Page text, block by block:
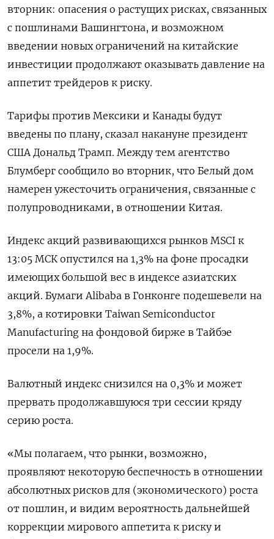
вторник: опасения о растущих рисках, связанных
с пошлинами Вашингтона, и возможном
введении новых ограничений на китайские
инвестиции продолжают оказывать давление на
аппетит трейдеров к риску.
Тарифы против Мексики и Канады будут
введены по плану, сказал накануне президент
США Дональд Трамп. Между тем агентство
Блумберг сообщило во вторник, что Белый дом
намерен ужесточить ограничения, связанные с
полупроводниками, в отношении Китая.
Индекс акций развивающихся рынков MSCI к
13:05 МСК опустился на 1,3% на фоне просадки
имеющих большой вес в индексе азиатских
акций. Бумаги Alibaba в Гонконге подешевели на
3,8%, а котировки Taiwan Semiconductor
Manufacturing на фондовой бирже в Тайбэе
просели на 1,9%.
Валютный индекс снизился на 0,3% и может
прервать продолжавшуюся три сессии кряду
серию роста.
«Мы полагаем, что рынки, возможно,
проявляют некоторую беспечность в отношении
абсолютных рисков для (экономического) роста
от пошлин, и видим вероятность дальнейшей
коррекции мирового аппетита к риску и